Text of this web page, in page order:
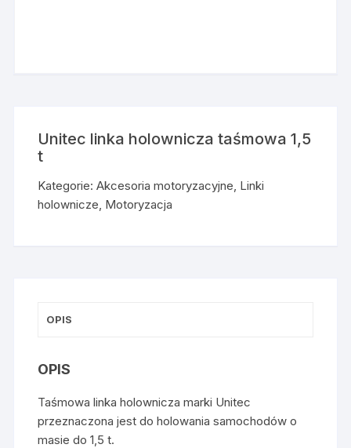
Unitec linka holownicza taśmowa 1,5
t
Kategorie:Akcesoria motoryzacyjne Linki
holownicze Motoryzacja
OPIS
OPIS
Taśmowa linka holownicza marki Unitec
przeznaczona jest do holowania samochodów o
masie do 1,5 t.